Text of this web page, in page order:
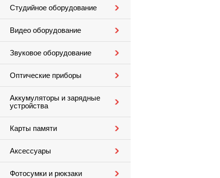
Студийное оборудование
Видео оборудование
Звуковое оборудование
Оптические приборы
Аккумуляторы и зарядные
устройства
Карты памяти
Аксессуары
Фотосумки и рюкзаки